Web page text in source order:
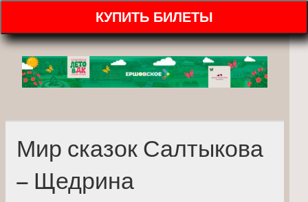
КУПИТЬ БИЛЕТЫ
Мир сказок Салтыкова
– Щедрина